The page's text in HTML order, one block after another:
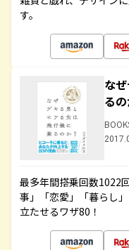
す。
な
る
最多年間搭乗回数1022
事」「恋愛」「暮らし
立たせるワザ80！